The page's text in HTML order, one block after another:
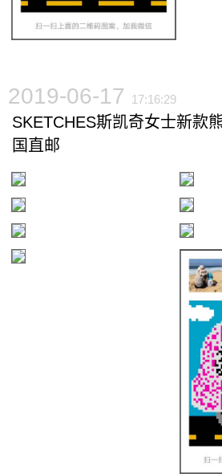
2019-06-17 17:16:29
SKETCHES斯凯奇女士新款
国直邮